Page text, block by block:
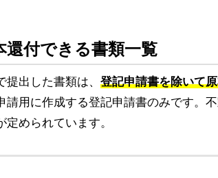
還付できる書類一覧
提出した書類は、 登記申請書を除いて
請用に作成する登記申請書のみです。
定められています。